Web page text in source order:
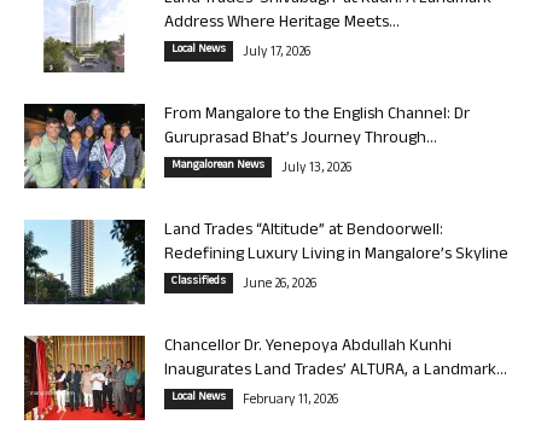
Address Where Heritage Meets...
Local News July 17, 2026
From Mangalore to the English Channel: Dr
Guruprasad Bhat’s Journey Through...
Mangalorean News July 13, 2026
Land Trades “Altitude” at Bendoorwell:
Redefining Luxury Living in Mangalore’s Skyline
Classifieds June 26, 2026
Chancellor Dr. Yenepoya Abdullah Kunhi
Inaugurates Land Trades’ ALTURA, a Landmark...
Local News February 11, 2026